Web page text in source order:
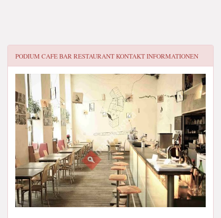
PODIUM CAFE BAR RESTAURANTKONTAKT INFORMATIONEN